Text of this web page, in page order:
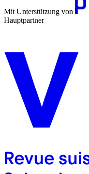
Mit Unterstützung von
Hauptpartner